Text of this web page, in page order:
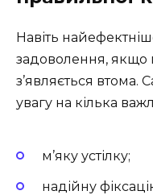
Навіть
задоволення, якщо
з’являється втома.
увагу на кілька
м’яку устілку;
надійну